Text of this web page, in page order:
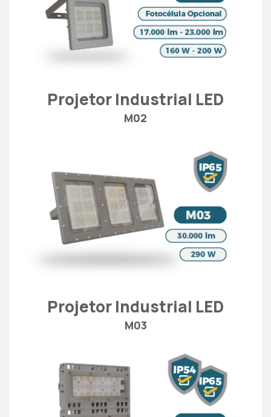
Projetor Industrial LED
M02
Projetor Industrial LED
M03